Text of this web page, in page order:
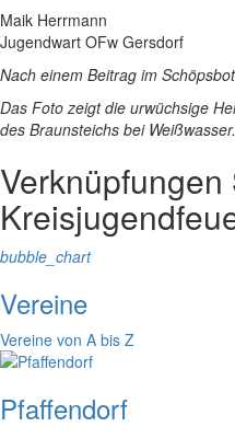
Maik Herrmann
Jugendwart OFw Gersdorf
Nach einem Beitrag im
Das Foto zeigt die urwüchsige
des Braunsteichs bei Weißwasser.
Verknüpfungen
bubble_chart
Vereine
Vereine von A bis Z
Pfaffendorf